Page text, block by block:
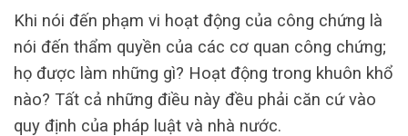
Khi nói đến phạm vi hoạt động của công chứng là
nói đến thẩm quyền của các cơ quan công chứng;
họ được làm những gì? Hoạt động trong khuôn khổ
nào? Tất cả những điều này đều phải căn cứ vào
quy định của pháp luật và nhà nước.